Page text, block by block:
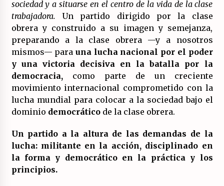
sociedad y a situarse en el centro de la vida de la clase
trabajadora. Un partido dirigido por la clase
obrera y construido a su imagen y semejanza,
preparando a la clase obrera —y a nosotros
mismos— para una lucha nacional por el poder
y una victoria decisiva en la batalla por la
democracia,como parte de un creciente
movimiento internacional comprometido con la
lucha mundial para colocar a la sociedad bajo el
dominio democráticode la clase obrera.
Un partido a la altura de las demandas de la
lucha: militante en la acción, disciplinado en
la forma y democrático en la práctica y los
principios.